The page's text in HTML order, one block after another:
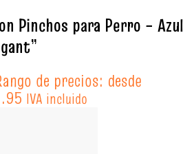
Pinchos para Perro – Azul
de precios: desde
IVA incluido